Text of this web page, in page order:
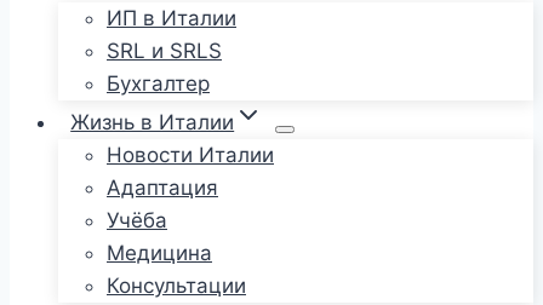
ИП в Италии
SRL и SRLS
Бухгалтер
Жизнь в Италии
Новости Италии
Адаптация
Учёба
Медицина
Консультации